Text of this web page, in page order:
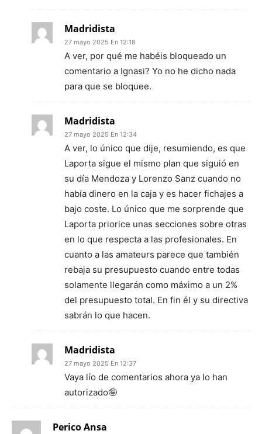
Madridista
27 mayo 2025 En 12:18
A ver, por qué me habéis bloqueado un
comentario a Ignasi? Yo no he dicho nada
para que se bloquee.
Madridista
27 mayo 2025 En 12:34
A ver, lo único que dije, resumiendo, es que
Laporta sigue el mismo plan que siguió en
su día Mendoza y Lorenzo Sanz cuando no
había dinero en la caja y es hacer fichajes a
bajo coste. Lo único que me sorprende que
Laporta priorice unas secciones sobre otras
en lo que respecta a las profesionales. En
cuanto a las amateurs parece que también
rebaja su presupuesto cuando entre todas
solamente llegarán como máximo a un 2%
del presupuesto total. En fin él y su directiva
sabrán lo que hacen.
Madridista
27 mayo 2025 En 12:37
Vaya lío de comentarios ahora ya lo han
autorizado🤪
Perico Ansa